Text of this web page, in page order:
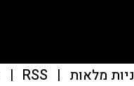
מלאות |
RSS
|